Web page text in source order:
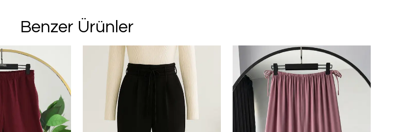
Benzer Ürünler
Kullanım Koşullarını kabul ediyorum
Kayıt Ol
E-posta adresinizi girerek pazarlama ve tanıtım ile ilgili iletişim almayı kabul
edersiniz ve Gizlilik Politikamızı okuduğunuzu ve kabul ettiğinizi onaylarsınız.